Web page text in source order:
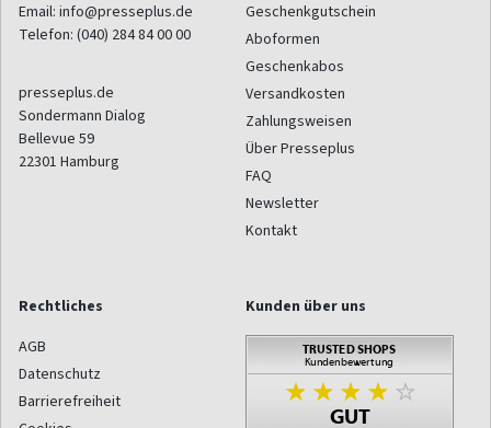
Email: info@presseplus.de
Telefon: (040) 284 84 00 00
presseplus.de
Sondermann Dialog
Bellevue 59
22301 Hamburg
Geschenkgutschein
Aboformen
Geschenkabos
Versandkosten
Zahlungsweisen
Über Presseplus
FAQ
Newsletter
Kontakt
Rechtliches
AGB
Datenschutz
Barrierefreiheit
Kunden über uns